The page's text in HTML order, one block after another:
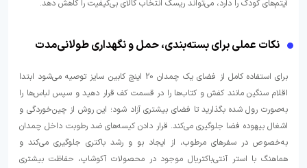
آیتم‌های کودک را دارد، می‌تواند ریسک انتخاب کالای بی‌کیفیت را کاهش دهد.
نکات عملی برای بسته‌بندی، حمل و نگهداری طولانی‌مدت
برای استفاده کامل از فضای یک چمدان 20 اینچ کابین سایز توصیه می‌شود ابتدا
اقلام سنگین مانند کفش و کتاب‌ها را در قسمت کف قرار دهید و سپس لباس‌ها را
به‌صورت رول شده بگذارید تا فضای بیشتری آزاد شود؛ این روش از چین‌خوردگی و
اشغال بیهوده فضا جلوگیری می‌کند. قرار دادن کیسه‌های ضد رطوبت داخل چمدان
به‌خصوص در سفرهای مرطوب، از ایجاد بو و رشد باکتری جلوگیری می‌کند و
هماهنگ با استر آنتی‌باکتریال موجود در محصولات آکوشاپ، حفاظت بیشتری